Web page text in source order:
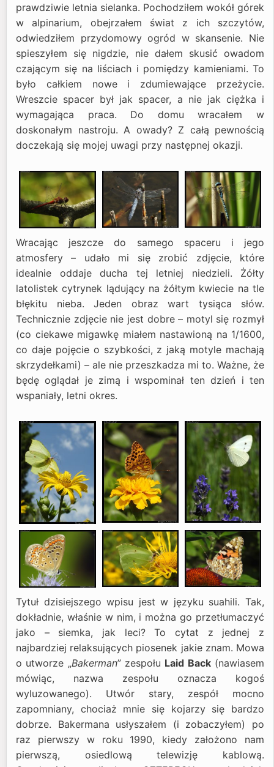
prawdziwie letnia sielanka. Pochodziłem wokół górek
w alpinarium, obejrzałem świat z ich szczytów,
odwiedziłem przydomowy ogród w skansenie. Nie
spieszyłem się nigdzie, nie dałem skusić owadom
czającym się na liściach i pomiędzy kamieniami. To
było całkiem nowe i zdumiewające przeżycie.
Wreszcie spacer był jak spacer, a nie jak ciężka i
wymagająca praca. Do domu wracałem w
doskonałym nastroju. A owady? Z całą pewnością
doczekają się mojej uwagi przy następnej okazji.
Wracając jeszcze do samego spaceru i jego
atmosfery – udało mi się zrobić zdjęcie, które
idealnie oddaje ducha tej letniej niedzieli. Żółty
latolistek cytrynek lądujący na żółtym kwiecie na tle
błękitu nieba. Jeden obraz wart tysiąca słów.
Technicznie zdjęcie nie jest dobre – motyl się rozmył
(co ciekawe migawkę miałem nastawioną na 1/1600,
co daje pojęcie o szybkości, z jaką motyle machają
skrzydełkami) – ale nie przeszkadza mi to. Ważne, że
będę oglądał je zimą i wspominał ten dzień i ten
wspaniały, letni okres.
Tytuł dzisiejszego wpisu jest w języku suahili. Tak,
dokładnie, właśnie w nim, i można go przetłumaczyć
jako – siemka, jak leci? To cytat z jednej z
najbardziej relaksujących piosenek jakie znam. Mowa
o utworze „Bakerman” zespołu Laid Back(nawiasem
mówiąc, nazwa zespołu oznacza kogoś
wyluzowanego). Utwór stary, zespół mocno
zapomniany, chociaż mnie się kojarzy się bardzo
dobrze. Bakermana usłyszałem (i zobaczyłem) po
raz pierwszy w roku 1990, kiedy założono nam
pierwszą, osiedlową telewizję kablową.